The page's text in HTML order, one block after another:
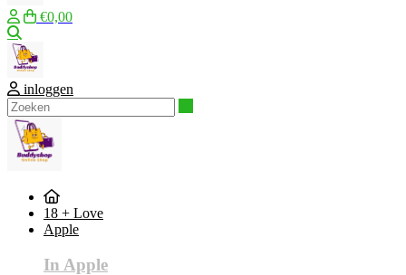
€0,00
inloggen
18 + Love
Apple
In Apple